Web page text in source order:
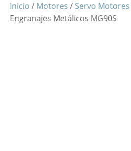
Inicio / Motores / Servo Motores
Engranajes Metálicos MG90S